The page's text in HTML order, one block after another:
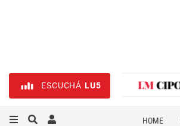
ESCUCHÁ LU5
HOME